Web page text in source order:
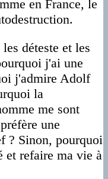
en France, le
déteste et les
j'ai une
j'admire Adolf
la
me sont
une
? Sinon, pourquoi
et refaire ma vie à